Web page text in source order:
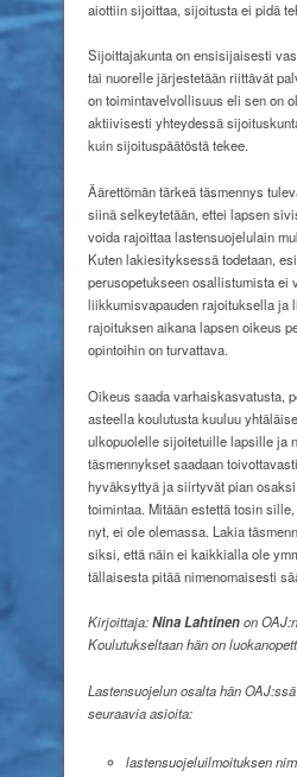
aiottiin sijoittaa, sijoitusta ei pidä
Sijoittajakunta on ensisijaisesti
tai nuorelle järjestetään riittävät
on toimintavelvollisuus eli sen on
aktiivisesti yhteydessä
kuin sijoituspäätöstä tekee.
Äärettömän tärkeä täsmennys
siinä selkeytetään, ettei lapsen
voida rajoittaa lastensuojelulain
Kuten lakiesityksessä todetaan,
perusopetukseen osallistumista ei
liikkumisvapauden rajoituksella ja
rajoituksen aikana lapsen oikeus
opintoihin on turvattava.
Oikeus saada varhaiskasvatusta,
asteella koulutusta kuuluu
ulkopuolelle sijoitetuille lapsille ja
täsmennykset saadaan
hyväksyttyä ja siirtyvät pian
toimintaa. Mitään estettä tosin
nyt, ei ole olemassa. Lakia
siksi, että näin ei kaikkialla ole
tällaisesta pitää nimenomaisesti
Kirjoittaja:Nina Lahtinenon
Koulutukseltaan hän on
Lastensuojelun osalta hän
seuraavia asioita:
lastensuojeluilmoituksen